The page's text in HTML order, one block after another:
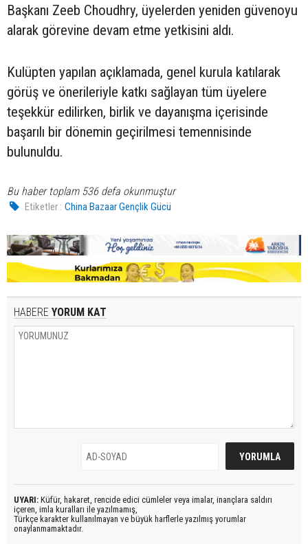
Başkanı Zeeb Choudhry, üyelerden yeniden güvenoyu
alarak görevine devam etme yetkisini aldı.
Kulüpten yapılan açıklamada, genel kurula katılarak
görüş ve önerileriyle katkı sağlayan tüm üyelere
teşekkür edilirken, birlik ve dayanışma içerisinde
başarılı bir dönemin geçirilmesi temennisinde
bulunuldu.
Bu haber toplam 536 defa okunmuştur
Etiketler : China Bazaar Gençlik Gücü
HABERE YORUM KAT
UYARI: Küfür, hakaret, rencide edici cümleler veya imalar, inançlara saldırı
içeren, imla kuralları ile yazılmamış,
Türkçe karakter kullanılmayan ve büyük harflerle yazılmış yorumlar
onaylanmamaktadır.